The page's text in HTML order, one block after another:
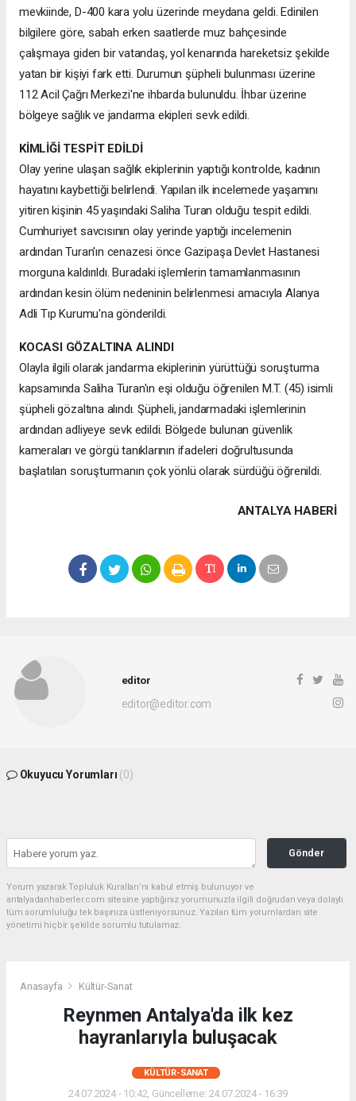
mevkiinde, D-400 kara yolu üzerinde meydana geldi. Edinilen
bilgilere göre, sabah erken saatlerde muz bahçesinde
çalışmaya giden bir vatandaş, yol kenarında hareketsiz şekilde
yatan bir kişiyi fark etti. Durumun şüpheli bulunması üzerine
112 Acil Çağrı Merkezi'ne ihbarda bulunuldu. İhbar üzerine
bölgeye sağlık ve jandarma ekipleri sevk edildi.
KİMLİĞİ TESPİT EDİLDİ
Olay yerine ulaşan sağlık ekiplerinin yaptığı kontrolde, kadının
hayatını kaybettiği belirlendi. Yapılan ilk incelemede yaşamını
yitiren kişinin 45 yaşındaki Saliha Turan olduğu tespit edildi.
Cumhuriyet savcısının olay yerinde yaptığı incelemenin
ardından Turan'ın cenazesi önce Gazipaşa Devlet Hastanesi
morguna kaldırıldı. Buradaki işlemlerin tamamlanmasının
ardından kesin ölüm nedeninin belirlenmesi amacıyla Alanya
Adli Tıp Kurumu'na gönderildi.
KOCASI GÖZALTINA ALINDI
Olayla ilgili olarak jandarma ekiplerinin yürüttüğü soruşturma
kapsamında Saliha Turan'ın eşi olduğu öğrenilen M.T. (45) isimli
şüpheli gözaltına alındı. Şüpheli, jandarmadaki işlemlerinin
ardından adliyeye sevk edildi. Bölgede bulunan güvenlik
kameraları ve görgü tanıklarının ifadeleri doğrultusunda
başlatılan soruşturmanın çok yönlü olarak sürdüğü öğrenildi.
ANTALYA HABERİ
editor
editor@editor.com
Okuyucu Yorumları (0)
Gönder
Yorum yazarak Topluluk Kuralları’nı kabul etmiş bulunuyor ve
antalyadanhaberler.com sitesine yaptığınız yorumunuzla ilgili doğrudan veya dolaylı
tüm sorumluluğu tek başınıza üstleniyorsunuz. Yazılan tüm yorumlardan site
yönetimi hiçbir şekilde sorumlu tutulamaz.
Anasayfa Kültür-Sanat
Reynmen Antalya'da ilk kez
hayranlarıyla buluşacak
KÜLTÜR-SANAT
24.07.2024 - 10:42, Güncelleme: 24.07.2024 - 16:39